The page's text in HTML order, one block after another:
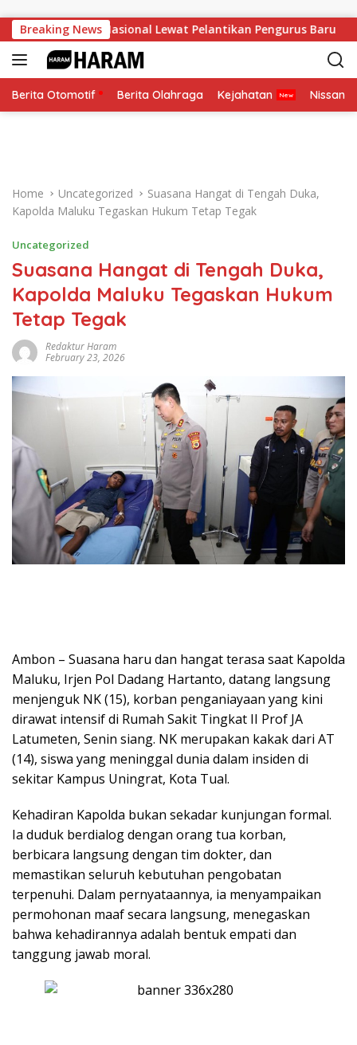
Breaking News
Soliditas Nasional Lewat Pelantikan Pengurus Baru
Berita Otomotif Berita Olahraga Kejahatan Nissan
Home Uncategorized
Suasana Hangat di Tengah Duka,
Kapolda Maluku Tegaskan Hukum Tetap Tegak
Uncategorized
Suasana Hangat di Tengah Duka,
Kapolda Maluku Tegaskan Hukum
Tetap Tegak
Redaktur Haram
February 23, 2026
Ambon – Suasana haru dan hangat terasa saat Kapolda
Maluku, Irjen Pol Dadang Hartanto, datang langsung
menjenguk NK (15), korban penganiayaan yang kini
dirawat intensif di Rumah Sakit Tingkat II Prof JA
Latumeten, Senin siang. NK merupakan kakak dari AT
(14), siswa yang meninggal dunia dalam insiden di
sekitar Kampus Uningrat, Kota Tual.
Kehadiran Kapolda bukan sekadar kunjungan formal.
Ia duduk berdialog dengan orang tua korban,
berbicara langsung dengan tim dokter, dan
memastikan seluruh kebutuhan pengobatan
terpenuhi. Dalam pernyataannya, ia menyampaikan
permohonan maaf secara langsung, menegaskan
bahwa kehadirannya adalah bentuk empati dan
tanggung jawab moral.